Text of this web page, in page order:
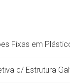
Fixas em
c/ Estrutura